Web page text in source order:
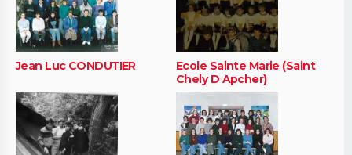
Jean Luc CONDUTIER
Ecole Sainte Marie (Saint
Chely D Apcher)